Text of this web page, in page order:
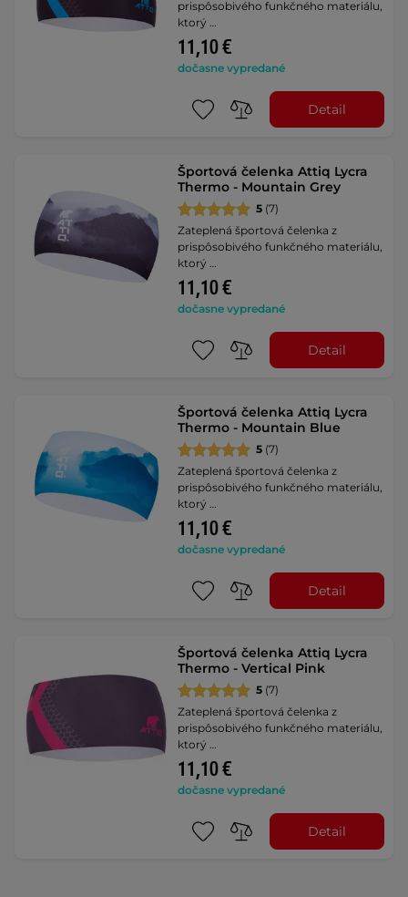
prispôsobivého funkčného materiálu,
ktorý …
11,10 €
dočasne vypredané
Detail
Športová čelenka Attiq Lycra
Thermo - Mountain Grey
5 (7)
Zateplená športová čelenka z
prispôsobivého funkčného materiálu,
ktorý …
11,10 €
dočasne vypredané
Detail
Športová čelenka Attiq Lycra
Thermo - Mountain Blue
5 (7)
Zateplená športová čelenka z
prispôsobivého funkčného materiálu,
ktorý …
11,10 €
dočasne vypredané
Detail
Športová čelenka Attiq Lycra
Thermo - Vertical Pink
5 (7)
Zateplená športová čelenka z
prispôsobivého funkčného materiálu,
ktorý …
11,10 €
dočasne vypredané
Detail